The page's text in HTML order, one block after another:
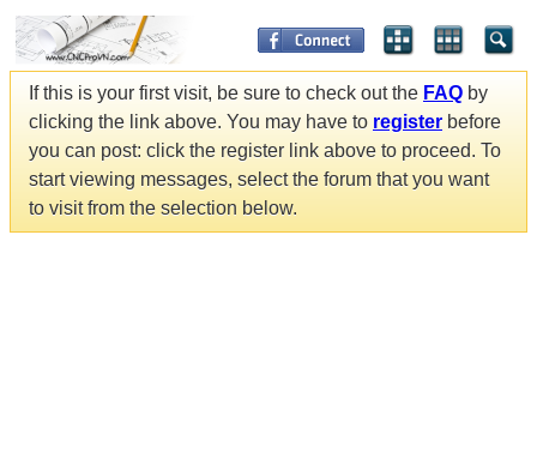
If this is your first visit, be sure to check out the FAQ by
clicking the link above. You may have to register before
you can post: click the register link above to proceed. To
start viewing messages, select the forum that you want
to visit from the selection below.